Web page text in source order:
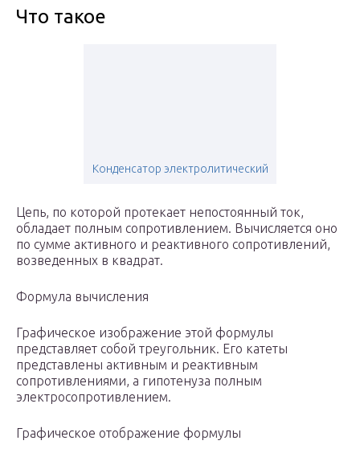
Что такое
Конденсатор электролитический
Цепь, по которой протекает непостоянный ток,
обладает полным сопротивлением. Вычисляется оно
по сумме активного и реактивного сопротивлений,
возведенных в квадрат.
Формула вычисления
Графическое изображение этой формулы
представляет собой треугольник. Его катеты
представлены активным и реактивным
сопротивлениями, а гипотенуза полным
электросопротивлением.
Графическое отображение формулы